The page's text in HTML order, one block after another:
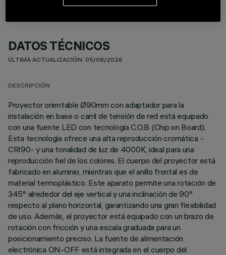
DATOS TÉCNICOS
ÚLTIMA ACTUALIZACIÓN: 05/08/2026
DESCRIPCIÓN
Proyector orientable Ø90mm con adaptador para la
instalación en base o carril de tensión de red está equipado
con una fuente LED con tecnología C.O.B (Chip on Board).
Esta tecnología ofrece una alta reproducción cromática -
CRI90- y una tonalidad de luz de 4000K, ideal para una
reproducción fiel de los colores. El cuerpo del proyector está
fabricado en aluminio, mientras que el anillo frontal es de
material termoplástico. Este aparato permite una rotación de
345° alrededor del eje vertical y una inclinación de 90°
respecto al plano horizontal, garantizando una gran flexibilidad
de uso. Además, el proyector está equipado con un brazo de
rotación con fricción y una escala graduada para un
posicionamiento preciso. La fuente de alimentación
electrónica ON-OFF está integrada en el cuerpo del